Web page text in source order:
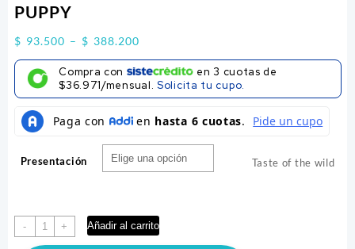
PUPPY
$ 93.500 – $ 388.200Price
range:
$ 93.500
through
$ 388.200
Compra con en 3 cuotas de
$36.971/mensual.Solicita tu cupo.
Presentación
-
TASTE
OF
+ Añadir al carrito
Taste of the wild